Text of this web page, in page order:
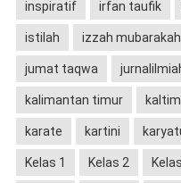
inspiratif irfan taufik
istilah izzah mubarakah
jumat taqwa
kalimantan timur kaltim
karate kartini
Kelas 1 Kelas 2